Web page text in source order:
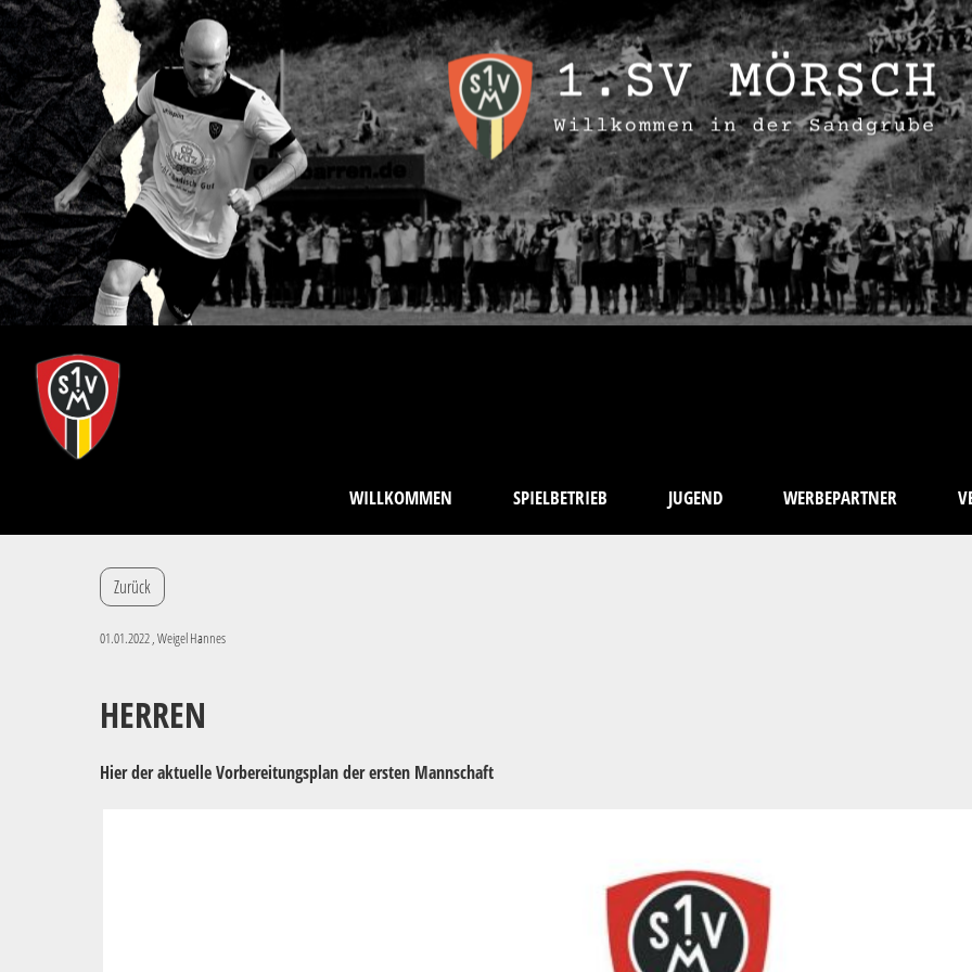
WILLKOMMEN SPIELBETRIEB JUGEND WERBEPARTNER
Zurück
01.01.2022, Weigel Hannes
HERREN
Hier der aktuelle Vorbereitungsplan der ersten Mannschaft